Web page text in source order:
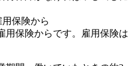
保険から
用保険からです。雇用保険は